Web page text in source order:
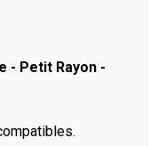
- Petit Rayon -